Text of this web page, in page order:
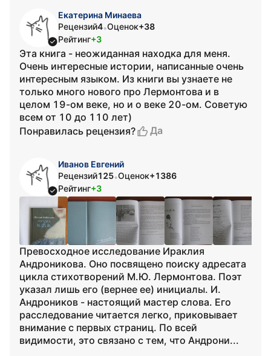
Екатерина Минаева
Рецензий4•Оценок+38
Рейтинг+3
Эта книга - неожиданная находка для меня.
Очень интересные истории, написанные очень
интересным языком. Из книги вы узнаете не
только много нового про Лермонтова и в
целом 19-ом веке, но и о веке 20-ом. Советую
всем от 10 до 110 лет)
Понравилась рецензия?
Да
Иванов Евгений
Рецензий125•Оценок+1386
Рейтинг+3
Превосходное исследование Ираклия
Андроникова. Оно посвящено поиску адресата
цикла стихотворений М.Ю. Лермонтова. Поэт
указал лишь его (вернее ее) инициалы. И.
Андроников - настоящий мастер слова. Его
расследование читается легко, приковывает
внимание с первых страниц. По всей
видимости, это связано с тем, что Андрони...